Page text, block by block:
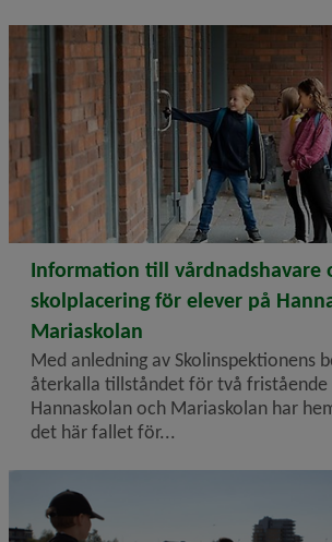
2026-06-15
Information till vårdnadshavare
skolplacering för elever på
Mariaskolan
Med anledning av Skolinspektionens
återkalla tillståndet för två fristående
Hannaskolan och Mariaskolan har
det här fallet för...